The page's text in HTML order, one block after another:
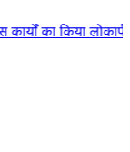
भूमिपूजन कुलैथ